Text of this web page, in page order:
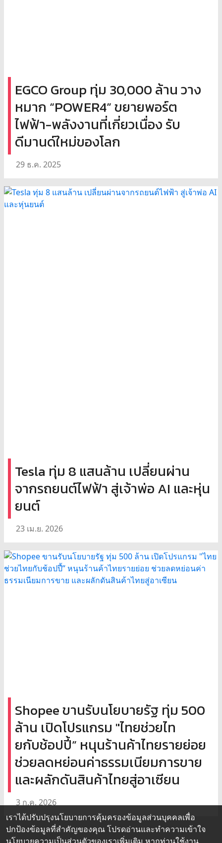
EGCO Group ทุ่ม 30,000 ล้าน วาง
หมาก “POWER4” ขยายพอร์ต
ไฟฟ้า-พลังงานที่เกี่ยวเนื่อง รับ
ดีมานด์ใหม่ของโลก
29 ธ.ค. 2025
Tesla ทุ่ม 8 แสนล้าน เปลี่ยนผ่าน
จากรถยนต์ไฟฟ้า สู่เจ้าพ่อ AI และหุ่น
ยนต์
23 เม.ย. 2026
Shopee ขานรับนโยบายรัฐ ทุ่ม 500
ล้าน เปิดโปรแกรม "ไทยช่วยไท
ยกับช้อปปี้” หนุนร้านค้าไทยรายย่อย
ช่วยลดหย่อนค่าธรรมเนียมการขาย
และผลักดันสินค้าไทยสู่อาเซียน
3 ก.ค. 2026
เราได้ปรับปรุงนโยบายการคุ้มครองข้อมูลส่วนบุคคลเพื่อ
ปกป้องข้อมูลที่สำคัญของคุณ โปรดอ่านและทำความเข้าใจ